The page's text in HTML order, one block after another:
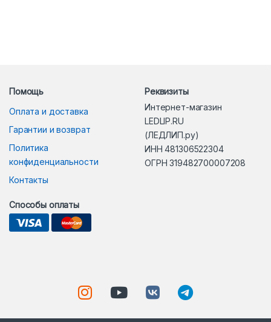
Помощь
Оплата и доставка
Гарантии и возврат
Политика
конфиденциальности
Контакты
Реквизиты
Интернет-магазин
LEDLIP.RU
(ЛЕДЛИП.ру)
ИНН 481306522304
ОГРН 319482700007208
Способы оплаты